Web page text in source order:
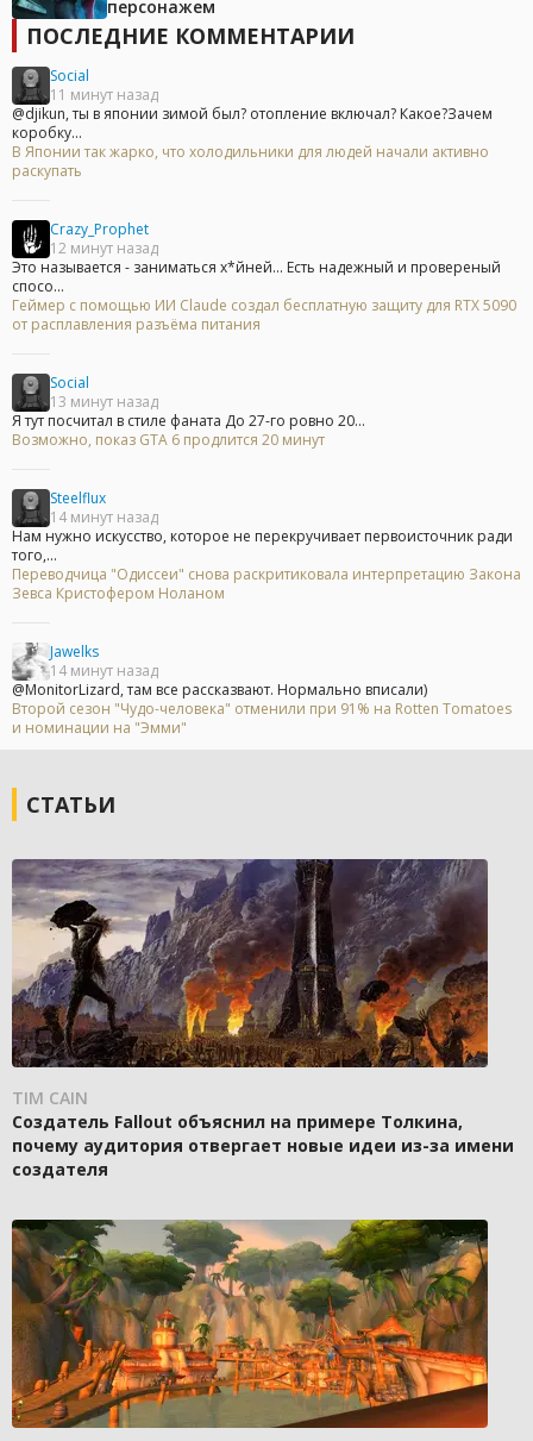
персонажем
ПОСЛЕДНИЕ КОММЕНТАРИИ
Social
11 минут назад
@djikun, ты в японии зимой был? отопление включал? Какое?Зачем
коробку...
В Японии так жарко, что холодильники для людей начали активно
раскупать
Crazy_Prophet
12 минут назад
Это называется - заниматься х*йней... Есть надежный и провереный
спосо...
Геймер с помощью ИИ Claude создал бесплатную защиту для RTX 5090
от расплавления разъёма питания
Social
13 минут назад
Я тут посчитал в стиле фаната До 27-го ровно 20...
Возможно, показ GTA 6 продлится 20 минут
Steelflux
14 минут назад
Нам нужно искусство, которое не перекручивает первоисточник ради
того,...
Переводчица "Одиссеи" снова раскритиковала интерпретацию Закона
Зевса Кристофером Ноланом
Jawelks
14 минут назад
@MonitorLizard, там все рассказвают. Нормально вписали)
Второй сезон "Чудо-человека" отменили при 91% на Rotten Tomatoes
и номинации на "Эмми"
СТАТЬИ
TIM CAIN
Создатель Fallout объяснил на примере Толкина,
почему аудитория отвергает новые идеи из-за имени
создателя